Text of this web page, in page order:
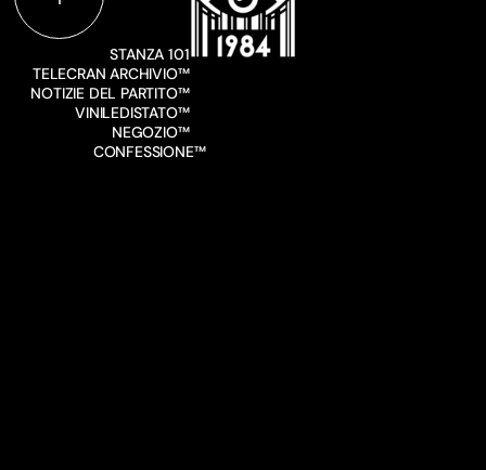
STANZA 101
TELECRAN ARCHIVIO™
NOTIZIE DEL PARTITO™
VINILEDISTATO™
NEGOZIO™
CONFESSIONE™